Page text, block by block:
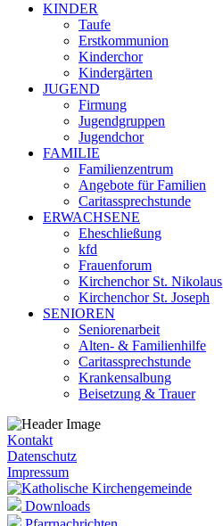
KINDER
Taufe
Erstkommunion
Kinderchor
Kindergärten
JUGEND
Firmung
Jugendgruppen
Jugendchor
FAMILIE
Familienzentrum
Angebote für Familien
Caritassprechstunde
ERWACHSENE
Eheschließung
kfd
Frauenforum
Kirchenchor St. Nikolaus
Kirchenchor St. Joseph
SENIOREN
Seniorenarbeit
Alten- & Familienhilfe
Caritassprechstunde
Krankensalbung
Beisetzung & Trauer
Kontakt
Datenschutz
Impressum
Downloads